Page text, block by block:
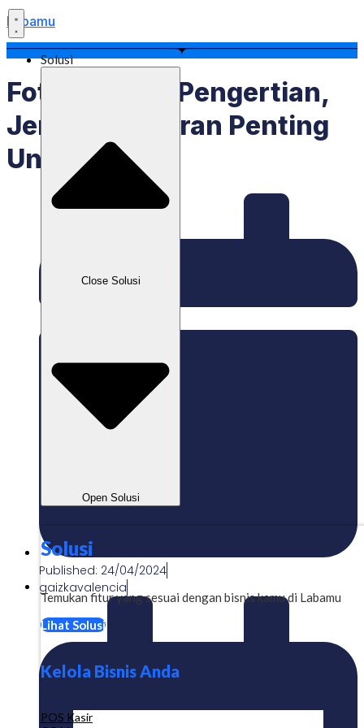
Labamu
Solusi
Close Solusi
Open Solusi
Solusi
Temukan fitur yang sesuai dengan bisnis kamu di Labamu
Lihat Solusi
Kelola Bisnis Anda
POS Kasir
Foto Produk: Pengertian,
Jenis, Dan Peran Penting
Untuk Bisnis
Published: 24/04/2024
gaizkavalencia